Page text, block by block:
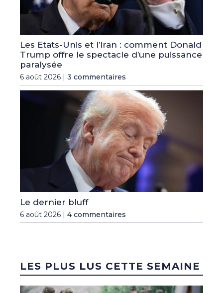
Les Etats-Unis et l’Iran : comment Donald
Trump offre le spectacle d’une puissance
paralysée
6 août 2026 | 3 commentaires
Le dernier bluff
6 août 2026 | 4 commentaires
LES PLUS LUS CETTE SEMAINE